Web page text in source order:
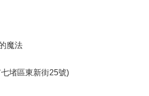
魔法
堵區東新街25號)